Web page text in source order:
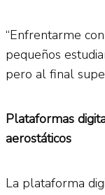
“Enfrentarme
pequeños
pero al final
Plataformas
aerostáticos
La plataforma